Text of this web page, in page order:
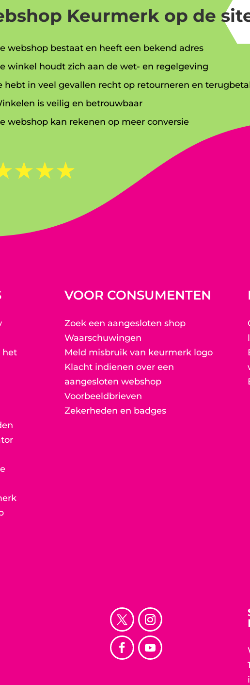
Keurmerk op de
webshop bestaat en heeft een bekend adres
winkel houdt zich aan de wet- en regelgeving
hebt in veel gevallen recht op retourneren en
is veilig en betrouwbaar
webshop kan rekenen op meer conversie
☆☆☆
het
VOOR CONSUMENTEN
Zoek een aangesloten shop
Waarschuwingen
Meld misbruik van keurmerk logo
Klacht indienen over een
aangesloten webshop
Voorbeeldbrieven
Zekerheden en badges